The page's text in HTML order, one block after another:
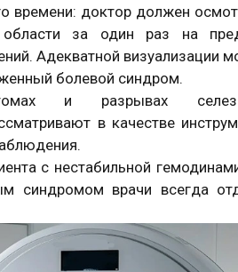
времени: доктор должен
области за один раз на
Адекватной визуализации
болевой синдром.
и разрывах
в качестве
с нестабильной
синдромом врачи всегда